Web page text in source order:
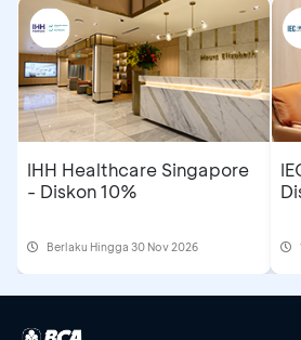
IHH Healthcare Singapore
- Diskon 10%
Berlaku Hingga 30 Nov 2026